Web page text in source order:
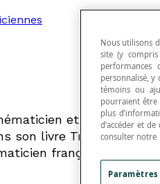
et théologien
son livre Trigonometria
français, dans
Nous utilisons
site (y
personnalisé, y
témoins ou
pourraient être
plus
d’accéder et
consulter notre